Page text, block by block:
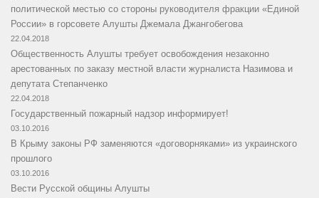
политической местью со стороны руководителя фракции «Единой
России» в горсовете Алушты Джемала Джангобегова
22.04.2018
Общественность Алушты требует освобождения незаконно
арестованных по заказу местной власти журналиста Назимова и
депутата Степанченко
22.04.2018
Государственный пожарный надзор информирует!
03.10.2016
В Крыму законы РФ заменяются «договорняками» из украинского
прошлого
03.10.2016
Вести Русской общины Алушты